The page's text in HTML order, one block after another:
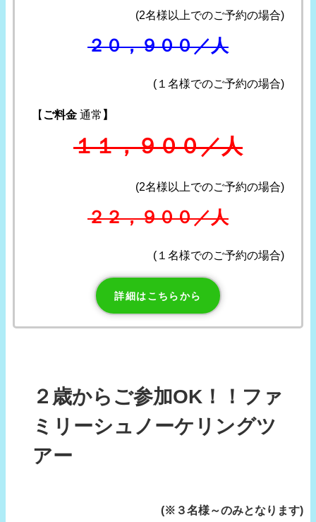
(2名様以上でのご予約の場合)
２０，９００／人
(１名様でのご予約の場合)
【 ご料金 通常 】
１１，９００／人
(2名様以上でのご予約の場合)
２２，９００／人
(１名様でのご予約の場合)
詳細はこちらから
２歳からご参加OK！！ファ
ミリーシュノーケリングツ
アー
(※３名様～のみとなります)